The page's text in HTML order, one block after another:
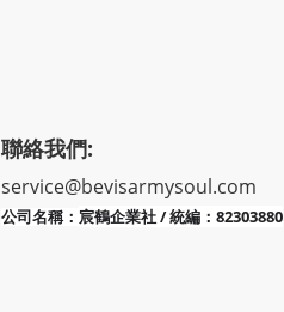
聯絡我們:
service@bevisarmysoul.com
公司名稱： 宸鶴企業社 / 統編：82303880